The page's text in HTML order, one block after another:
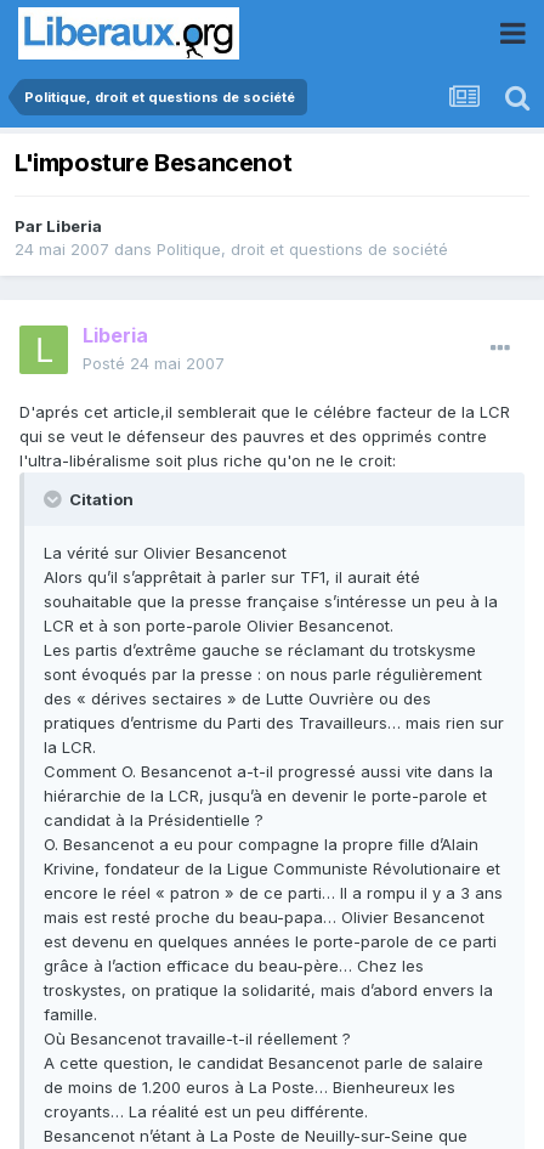
Politique, droit et questions de société
L'imposture Besancenot
Par Liberia
24 mai 2007 dans Politique, droit et questions de société
Liberia
Posté 24 mai 2007
D'aprés cet article,il semblerait que le célébre facteur de la LCR
qui se veut le défenseur des pauvres et des opprimés contre
l'ultra-libéralisme soit plus riche qu'on ne le croit:
Citation
La vérité sur Olivier Besancenot
Alors qu’il s’apprêtait à parler sur TF1, il aurait été
souhaitable que la presse française s’intéresse un peu à la
LCR et à son porte-parole Olivier Besancenot.
Les partis d’extrême gauche se réclamant du trotskysme
sont évoqués par la presse : on nous parle régulièrement
des « dérives sectaires » de Lutte Ouvrière ou des
pratiques d’entrisme du Parti des Travailleurs… mais rien sur
la LCR.
Comment O. Besancenot a-t-il progressé aussi vite dans la
hiérarchie de la LCR, jusqu’à en devenir le porte-parole et
candidat à la Présidentielle ?
O. Besancenot a eu pour compagne la propre fille d’Alain
Krivine, fondateur de la Ligue Communiste Révolutionaire et
encore le réel « patron » de ce parti… Il a rompu il y a 3 ans
mais est resté proche du beau-papa… Olivier Besancenot
est devenu en quelques années le porte-parole de ce parti
grâce à l’action efficace du beau-père… Chez les
troskystes, on pratique la solidarité, mais d’abord envers la
famille.
Où Besancenot travaille-t-il réellement ?
A cette question, le candidat Besancenot parle de salaire
de moins de 1.200 euros à La Poste… Bienheureux les
croyants… La réalité est un peu différente.
Besancenot n’étant à La Poste de Neuilly-sur-Seine que